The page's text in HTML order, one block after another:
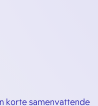
korte samenvattende